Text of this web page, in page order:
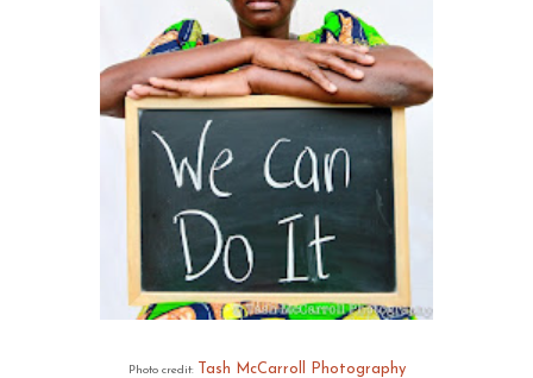
Photo credit: Tash McCarroll Photography